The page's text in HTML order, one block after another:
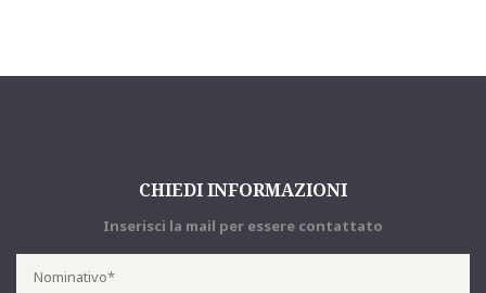
CHIEDI INFORMAZIONI
Inserisci la mail per essere contattato